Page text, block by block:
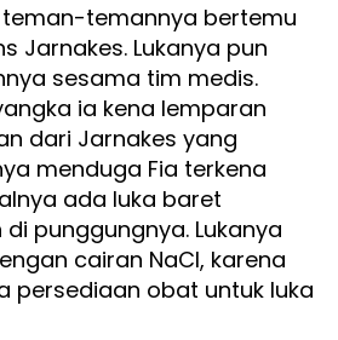
teman-temannya bertemu
Jarnakes. Lukanya pun
sesama tim medis.
ia kena lemparan
dari Jarnakes yang
menduga Fia terkena
ada luka baret
punggungnya. Lukanya
cairan NaCl, karena
persediaan obat untuk luka